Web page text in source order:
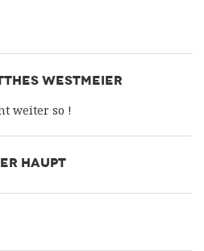
WESTMEIER
weiter so !
HAUPT